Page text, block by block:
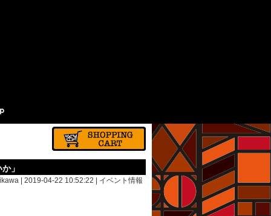
」
| 2019-04-22 10:52:22 | イベント情報